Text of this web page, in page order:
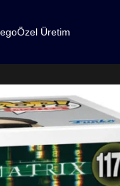
Özel Üretim